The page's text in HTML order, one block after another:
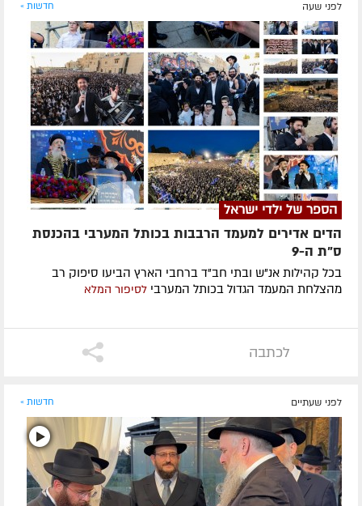
לפני שעה חדשות »
הספר של ילדי ישראל
הדים אדירים למעמד הרבבות בכותל המערבי בהכנסת
ס"ת ה-9
בכל קהילות אנ"ש ובתי חב"ד ברחבי הארץ הביעו סיפוק רב
מהצלחת המעמד הגדול בכותל המערבי לסיפור המלא
לכתבה
לפני שעתיים חדשות »